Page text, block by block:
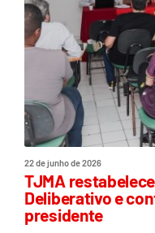
22 de junho de 2026
TJMA
Deliberativo e
presidente